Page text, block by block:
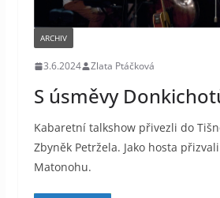
ARCHIV
3.6.2024 Zlata Ptáčková
S úsměvy
Kabaretní talkshow přivezli do
Zbyněk Petržela. Jako hosta
Matonohu.